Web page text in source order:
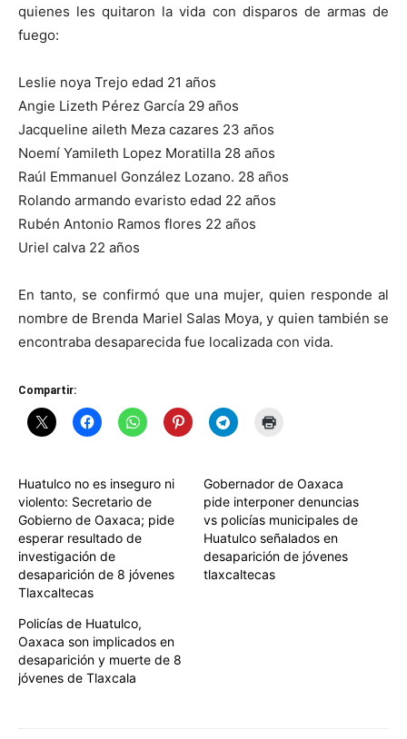
quienes les quitaron la vida con disparos de armas de
fuego:
Leslie noya Trejo edad 21 años
Angie Lizeth Pérez García 29 años
Jacqueline aileth Meza cazares 23 años
Noemí Yamileth Lopez Moratilla 28 años
Raúl Emmanuel González Lozano. 28 años
Rolando armando evaristo edad 22 años
Rubén Antonio Ramos flores 22 años
Uriel calva 22 años
En tanto, se confirmó que una mujer, quien responde al
nombre de Brenda Mariel Salas Moya, y quien también se
encontraba desaparecida fue localizada con vida.
Compartir:
Huatulco no es inseguro ni
violento: Secretario de
Gobierno de Oaxaca; pide
esperar resultado de
investigación de
desaparición de 8 jóvenes
Tlaxcaltecas
Gobernador de Oaxaca
pide interponer denuncias
vs policías municipales de
Huatulco señalados en
desaparición de jóvenes
tlaxcaltecas
Policías de Huatulco,
Oaxaca son implicados en
desaparición y muerte de 8
jóvenes de Tlaxcala